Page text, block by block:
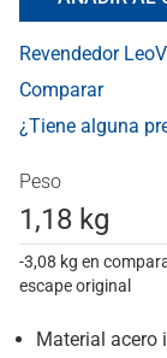
Revendedor
Comparar
¿Tiene alguna
Peso
1,18 kg
-3,08 kg en
escape original
Material acero